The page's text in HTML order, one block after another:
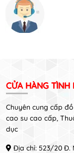
CỬA HÀNG TÌNH
Chuyên cung cấp
cao su cao cấp,
dục
Địa chỉ: 523/20 Đ.